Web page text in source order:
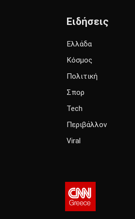
Ειδήσεις
Ελλάδα
Κόσμος
Πολιτική
Σπορ
Tech
Περιβάλλον
Viral